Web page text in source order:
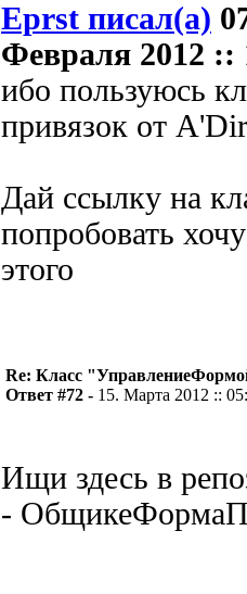
Eprst писал(а)
Февраля 2012 ::
ибо пользуюсь
привязок от
Дай ссылку на
попробовать
этого
Re: Класс
Ответ #72 - 15. Марта 2012 ::
Ищи здесь в
-